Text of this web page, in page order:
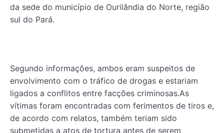
da sede do município de Ourilândia do Norte, região
sul do Pará.
Segundo informações, ambos eram suspeitos de
envolvimento com o tráfico de drogas e estariam
ligados a conflitos entre facções criminosas.As
vítimas foram encontradas com ferimentos de tiros e,
de acordo com relatos, também teriam sido
submetidas a atos de tortura antes de serem